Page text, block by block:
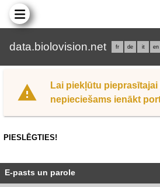
data.biolovision.net fr de it en
Lai piekļūtu pieprasītajai
nepieciešams ienākt
PIESLĒGTIES!
E-pasts un parole